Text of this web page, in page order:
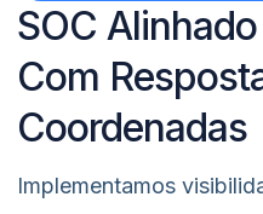
SOC
Com
Coordenadas
Implementamos